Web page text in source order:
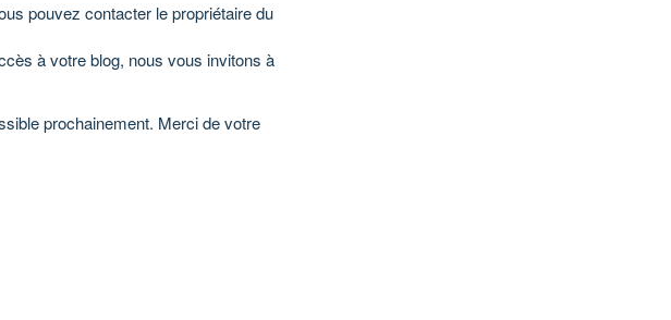
pouvez contacter le propriétaire du
à votre blog, nous vous invitons à
prochainement. Merci de votre